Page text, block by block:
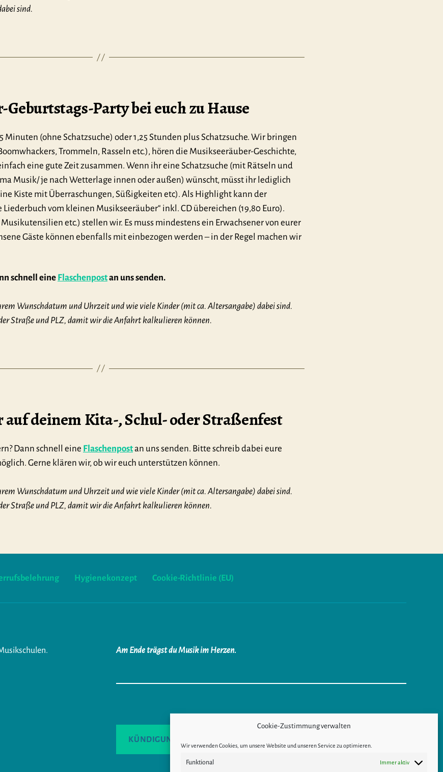
Cookie-Zustimmung verwalten
Wir verwenden Cookies, um unsere Website und unseren Service zu optimieren.
Funktional Immer aktiv
sind.
Party bei euch zu Hause
(ohne Schatzsuche) oder 1,25 Stunden plus Schatzsuche. Wir bringen
Trommeln, Rasseln etc.), hören die Musikseeräuber-Geschichte,
eine gute Zeit zusammen. Wenn ihr eine Schatzsuche (mit Rätseln und
Musik/ je nach Wetterlage innen oder außen) wünscht, müsst ihr lediglich
Kiste mit Überraschungen, Süßigkeiten etc). Als Highlight kann der
Liederbuch vom kleinen Musikseeräuber“ inkl. CD übereichen (19,80 Euro).
etc.) stellen wir. Es muss mindestens ein Erwachsener von eurer
Gäste können ebenfalls mit einbezogen werden – in der Regel machen wir
schnell eine Flaschenpostan uns senden.
Wunschdatum und Uhrzeit und wie viele Kinder (mit ca. Altersangabe) dabei sind.
Straße und PLZ, damit wir die Anfahrt kalkulieren können.
auf deinem Kita-, Schul- oder Straßenfest
Dann schnell eine Flaschenpostan uns senden. Bitte schreib dabei eure
Gerne klären wir, ob wir euch unterstützen können.
Wunschdatum und Uhrzeit und wie viele Kinder (mit ca. Altersangabe) dabei sind.
Straße und PLZ, damit wir die Anfahrt kalkulieren können.
Hygienekonzept Cookie-Richtlinie (EU)
Am Ende trägst du Musik im Herzen.
KÜNDIGUNG